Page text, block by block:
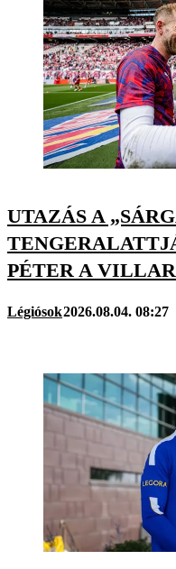
UTAZÁS A
PÉTER A
Légiósok2026.08.04. 08:27